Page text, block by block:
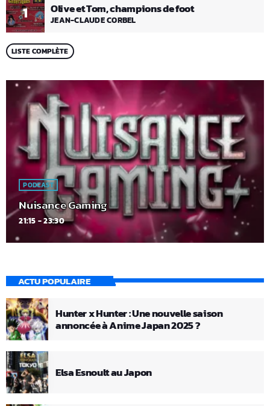
1 Olive et Tom, champions de foot
JEAN-CLAUDE CORBEL
LISTE COMPLÈTE
PODCAST
Nuisance Gaming
21:15 - 23:30
ACTU POPULAIRE
Hunter x Hunter : Une nouvelle saison
annoncée à Anime Japan 2025 ?
Elsa Esnoult au Japon